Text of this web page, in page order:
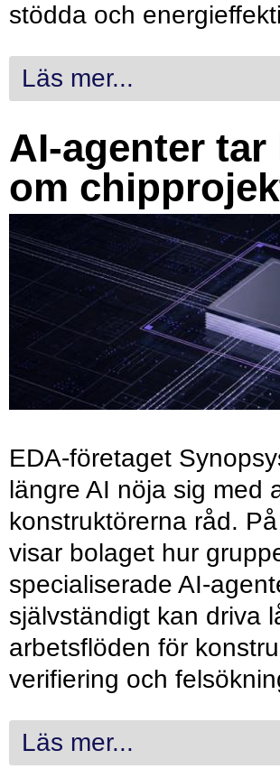
stödda och
Läs mer...
AI-agenter tar
om
EDA-företaget
längre AI nöja sig med
konstruktörerna råd.
visar bolaget hur
specialiserade AI-
självständigt kan driva
arbetsflöden för
verifiering och
Läs mer...